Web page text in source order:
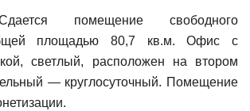
помещение свободного
площадью 80,7 кв.м. Офис с
светлый, расположен на втором
— круглосуточный. Помещение